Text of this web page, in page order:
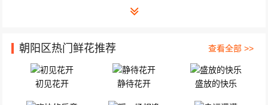
朝阳区热门鲜花推荐 查看全部 >>
初见花开 静待花开 盛放的快乐